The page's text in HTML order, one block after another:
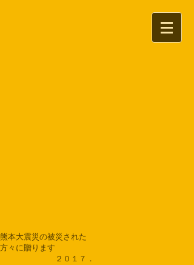
熊本大震災の被災された
方々に贈ります
２０１７．